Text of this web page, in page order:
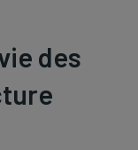
des